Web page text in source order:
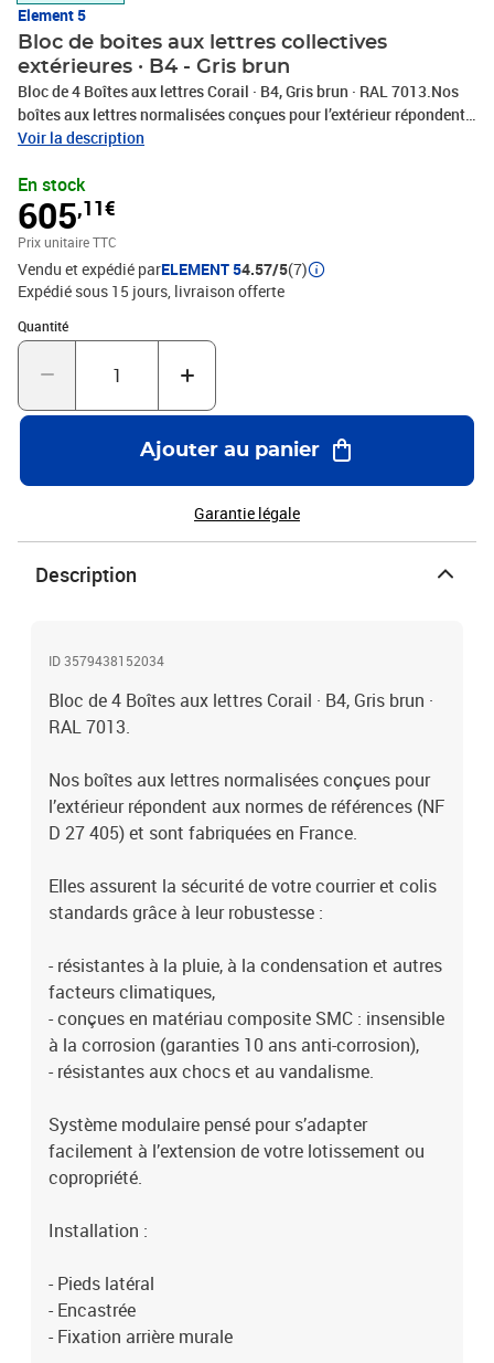
Element 5
Bloc de boites aux lettres collectives
extérieures · B4 - Gris brun
Bloc de 4 Boîtes aux lettres Corail · B4, Gris brun · RAL 7013.Nos
boîtes aux lettres normalisées conçues pour l’extérieur répondent
aux normes de références (NF D 27 405) et sont fabriquées en
standards grâce à leur robustesse :- résistantes à la pluie, à la
condensation et autres facteurs climatiques,- conçues en
matériau composite SMC : insensible à la corrosion (garanties 10
ans anti-corrosion),- résistantes aux chocs et au
vandalisme.Système modulaire pensé pour s’adapter facilement à
l’extension de votre lotissement ou copropriété.Installation :-
Pieds latéral- Encastrée- Fixation arrière murale* Livré sans pied,
pied à sceller/platine disponible sur le site.Existent en Beige ivoire
et en Vert mousse.Pièces détachées disponibles.
Voir la description
En stock
605,11€
Prix unitaire TTC
Vendu et expédié parELEMENT 54.57/5(7)
Expédié sous 15 jours livraison offerte
Quantité
Quantité : 1
Ajouter au panier
Garantie légale
Description
ID 3579438152034
Bloc de 4 Boîtes aux lettres Corail · B4, Gris brun ·
RAL 7013.
Nos boîtes aux lettres normalisées conçues pour
l’extérieur répondent aux normes de références (NF
D 27 405) et sont fabriquées en France.
Elles assurent la sécurité de votre courrier et colis
standards grâce à leur robustesse :
- résistantes à la pluie, à la condensation et autres
facteurs climatiques,
- conçues en matériau composite SMC : insensible
à la corrosion (garanties 10 ans anti-corrosion),
- résistantes aux chocs et au vandalisme.
Système modulaire pensé pour s’adapter
facilement à l’extension de votre lotissement ou
copropriété.
Installation :
- Pieds latéral
- Encastrée
- Fixation arrière murale